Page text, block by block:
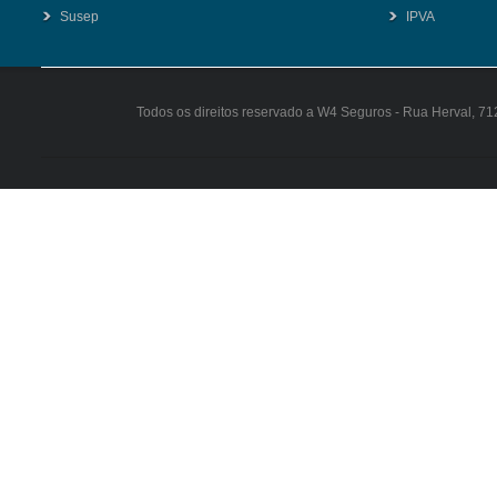
Susep IPVA
Todos os direitos reservado a W4 Seguros - Rua Herval,